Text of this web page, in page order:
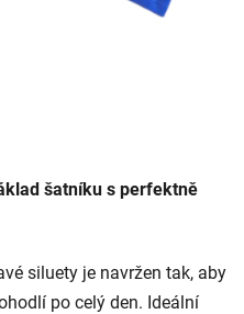
šatníku s perfektně
siluety je navržen tak, aby
po celý den. Ideální